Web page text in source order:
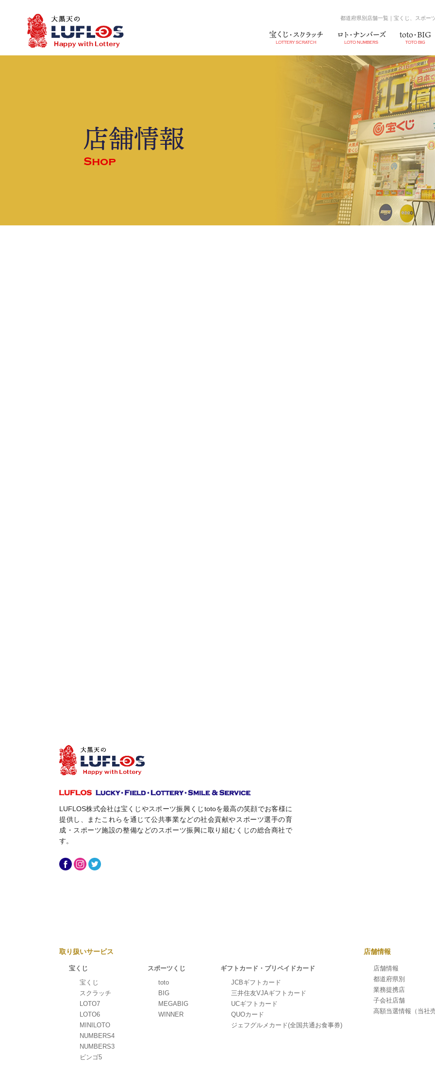
都道府県別店舗一覧｜宝くじ、スポー
宝くじ・スクラッチ
LOTTERY SCRATCH
スクラッチ
ロト・ナンバーズ
LOTO NUMBERS
NUMBERS4
toto・BIG
TOTO BIG
MEGABIG WINNER
UCギフトカード QUOカード
子会社店舗 高額当選
（当社売場
採用情報
店舗情報
Shop
LUFLOS株式会社は宝くじやスポーツ振興くじtotoを最高の笑顔でお客様に
提供し、またこれらを通じて公共事業などの社会貢献やスポーツ選手の育
成・スポーツ施設の整備などのスポーツ振興に取り組むくじの総合商社で
す。
取り扱いサービス
宝くじ
宝くじ
スクラッチ
LOTO7
LOTO6
MINILOTO
NUMBERS4
NUMBERS3
ビンゴ5
スポーツくじ
toto
BIG
MEGABIG
WINNER
ギフトカード・プリペイドカード
JCBギフトカード
三井住友VJAギフトカード
UCギフトカード
QUOカード
ジェフグルメカード(全国共通お食事券)
店舗情報
店舗情報
都道府県別
業務提携店
子会社店舗
高額当選情報 （当社